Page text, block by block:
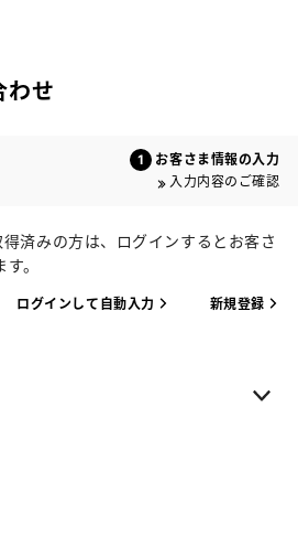
わせ
お客さま情報の入力
入力内容のご確認
得済みの方は、ログインするとお客さ
。
ログインして自動入力 新規登録